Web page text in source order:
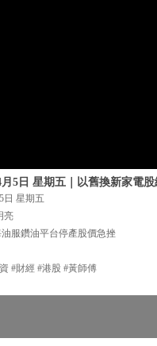
5日 星期五｜以舊換新家電
日 星期五
亮
服鑽油平台停產股價急挫
#財經 #港股 #黃師傅